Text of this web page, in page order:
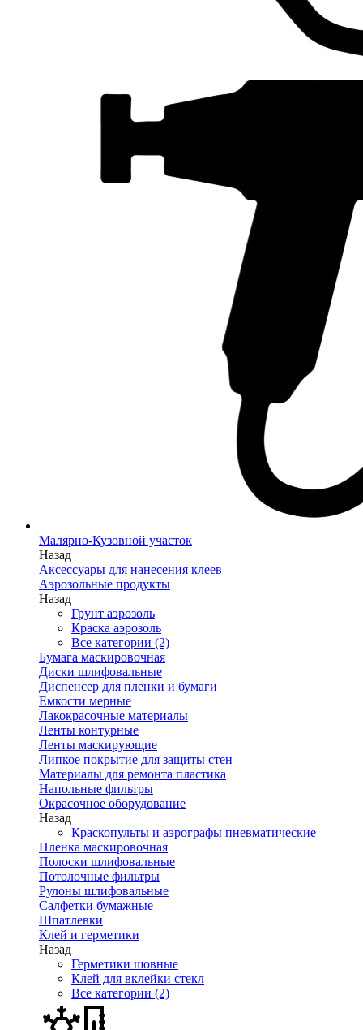
Малярно-Кузовной участок
Назад
Аксессуары для нанесения клеев
Аэрозольные продукты
Назад
Грунт аэрозоль
Краска аэрозоль
Все категории (2)
Бумага маскировочная
Диски шлифовальные
Диспенсер для пленки и бумаги
Емкости мерные
Лакокрасочные материалы
Ленты контурные
Ленты маскирующие
Липкое покрытие для защиты стен
Материалы для ремонта пластика
Напольные фильтры
Окрасочное оборудование
Назад
Краскопульты и аэрографы пневматические
Пленка маскировочная
Полоски шлифовальные
Потолочные фильтры
Рулоны шлифовальные
Салфетки бумажные
Шпатлевки
Клей и герметики
Назад
Герметики шовные
Клей для вклейки стекл
Все категории (2)